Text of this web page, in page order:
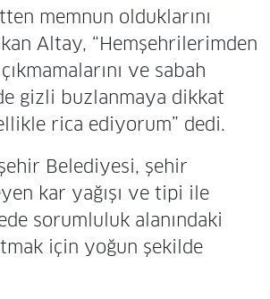
memnun olduklarını
Altay, “Hemşehrilerimden
ve sabah
gizli buzlanmaya dikkat
rica ediyorum” dedi.
Belediyesi, şehir
kar yağışı ve tipi ile
sorumluluk alanındaki
için yoğun şekilde